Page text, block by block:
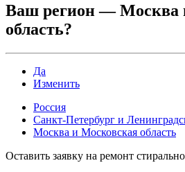
Ваш регион —Москва
область?
Да
Изменить
Россия
Санкт-Петербург и
Москва и Московская область
Оставить заявку на ремонт